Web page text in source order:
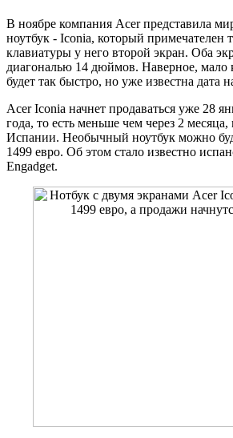
В ноябре компания Acer представила
ноутбук - Iconia, который примечателен
клавиатуры у него второй экран. Оба
диагональю 14 дюймов. Наверное, мало
будет так быстро, но уже известна дата
Acer Iconia начнет продаваться уже 28
года, то есть меньше чем через 2
Испании. Необычный ноутбук можно
1499 евро. Об этом стало известно
Engadget.